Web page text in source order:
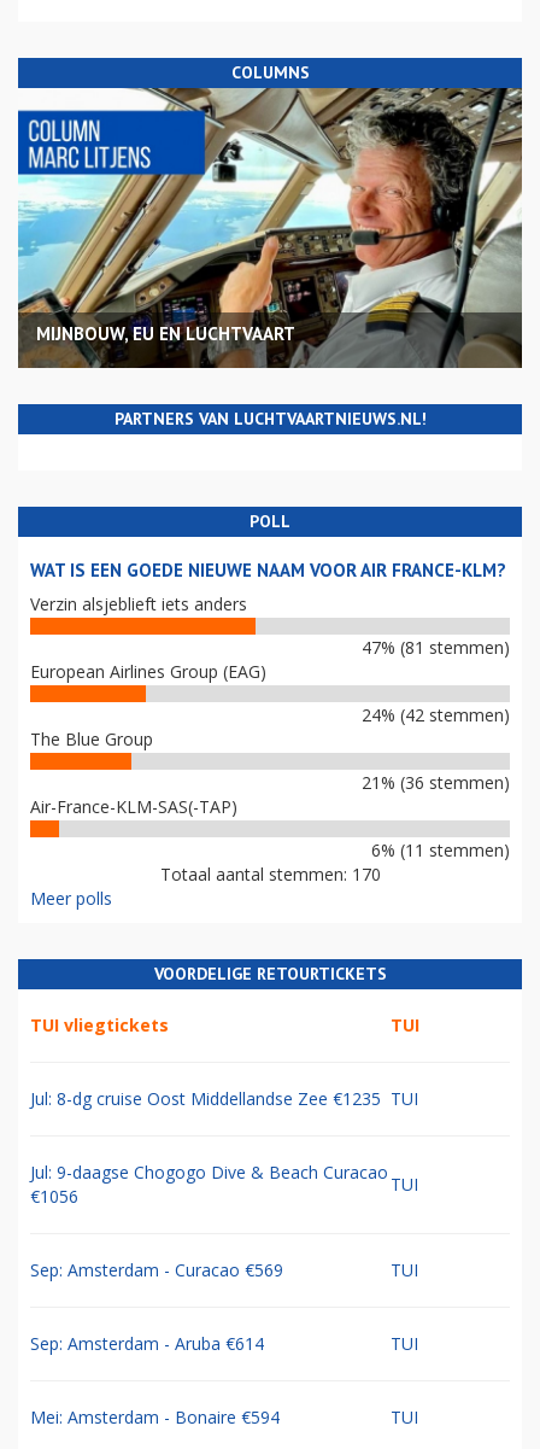
COLUMNS
MIJNBOUW, EU EN LUCHTVAART
PARTNERS VAN LUCHTVAARTNIEUWS.NL!
POLL
WAT IS EEN GOEDE NIEUWE NAAM VOOR AIR FRANCE-KLM?
Verzin alsjeblieft iets anders
47% (81 stemmen)
European Airlines Group (EAG)
24% (42 stemmen)
The Blue Group
21% (36 stemmen)
Air-France-KLM-SAS(-TAP)
6% (11 stemmen)
Totaal aantal stemmen: 170
Meer polls
VOORDELIGE RETOURTICKETS
TUI vliegtickets TUI
Jul: 8-dg cruise Oost Middellandse Zee €1235 TUI
Jul: 9-daagse Chogogo Dive & Beach Curacao
€1056
TUI
Sep: Amsterdam - Curacao €569 TUI
Sep: Amsterdam - Aruba €614 TUI
Mei: Amsterdam - Bonaire €594 TUI